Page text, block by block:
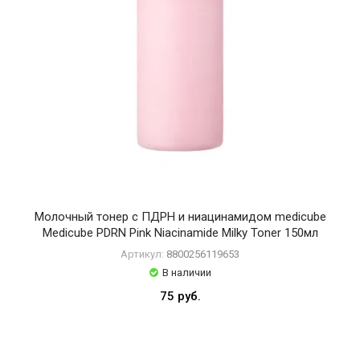
Молочный тонер с ПДРН и ниацинамидом medicube
Medicube PDRN Pink Niacinamide Milky Toner 150мл
Артикул: 8800256119653
В наличии
75 руб.